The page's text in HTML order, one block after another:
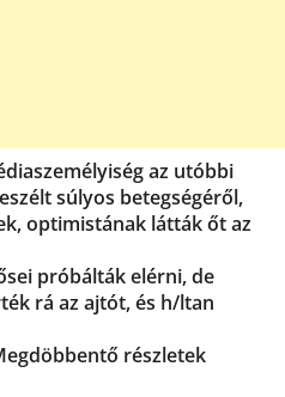
az utóbbi
súlyos betegségéről,
optimistának látták őt az
próbálták elérni, de
rá az ajtót, és h/ltan
részletek